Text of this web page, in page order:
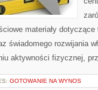
materiały
świadomego rozwijania
aktywności fizycznej,
GOTOWANIE NA WYNOS